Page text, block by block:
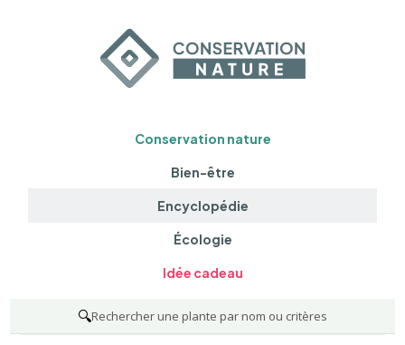
Conservation nature
Bien-être
Encyclopédie
Écologie
Idée cadeau
🔍Rechercher une plante par nom ou critères